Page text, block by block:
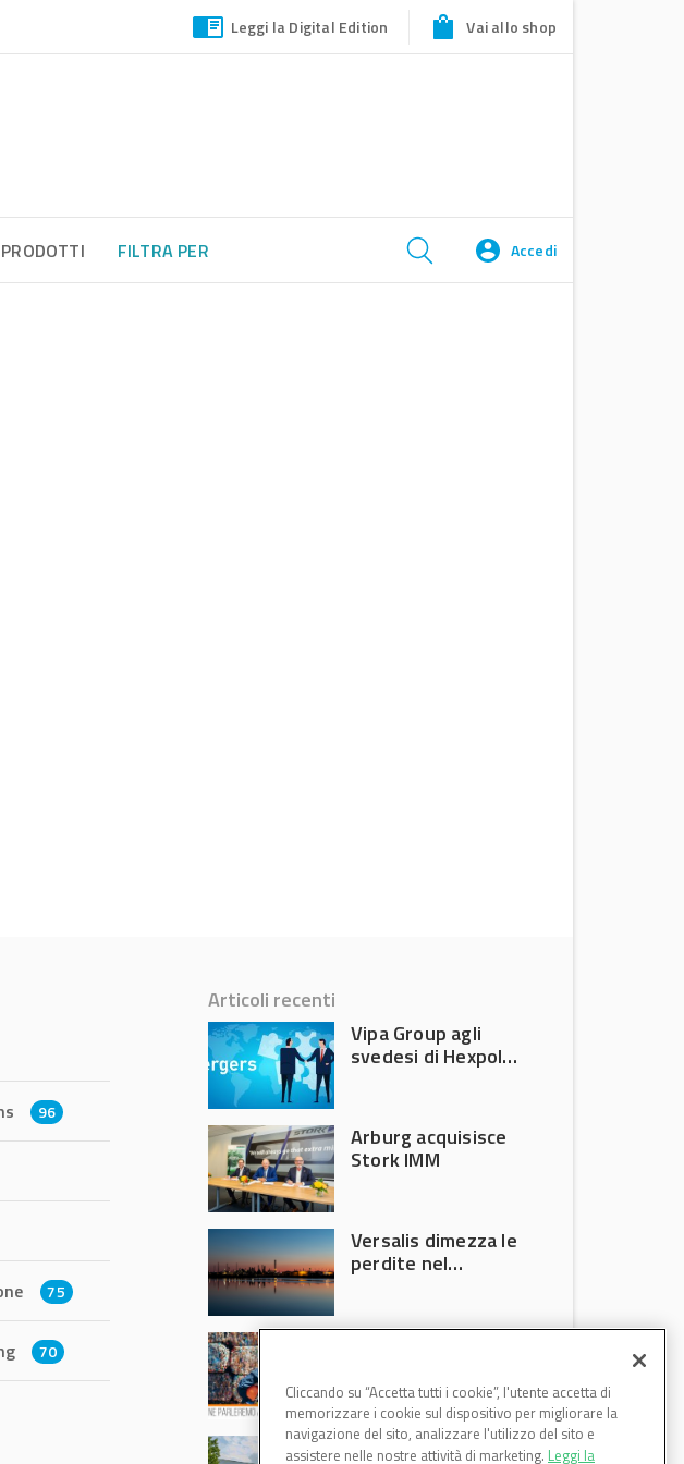
Leggi la Digital Edition Vai allo shop
PRODOTTI FILTRA PER Accedi
96
75
70
Articoli recenti
Vipa Group agli
svedesi di Hexpol
Arburg acquisisce
Stork IMM
Versalis dimezza le
perdite nel
chiedono
intervento del
Governo
Basf Italia cresce
Cliccando su “Accetta tutti i cookie”, l'utente accetta di
memorizzare i cookie sul dispositivo per migliorare la
navigazione del sito, analizzare l'utilizzo del sito e
assistere nelle nostre attività di marketing. Leggi la